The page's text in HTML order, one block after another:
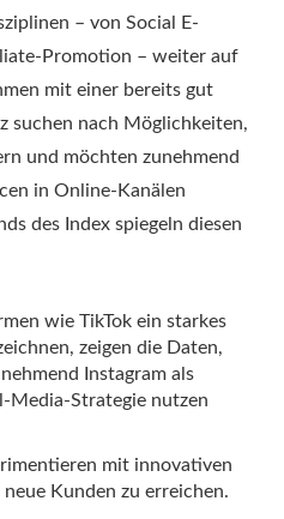
– von Social E-
Promotion – weiter auf
mit einer bereits gut
suchen nach Möglichkeiten,
und möchten zunehmend
in Online-Kanälen
des Index spiegeln diesen
wie TikTok ein starkes
zeigen die Daten,
Instagram als
Media-Strategie nutzen
mit innovativen
Kunden zu erreichen.